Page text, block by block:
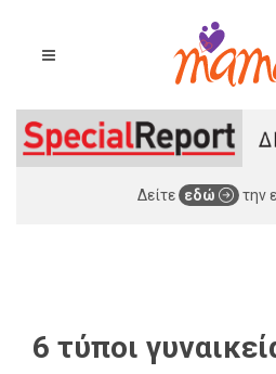
Δείτε εδώ την
6 τύποι